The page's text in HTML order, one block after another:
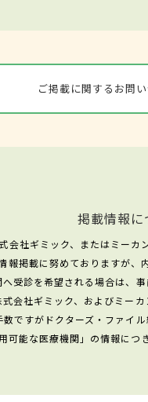
ご掲載に関するお問
掲載情報に
会社ギミック、またはミーカ
報掲載に努めておりますが、
受診を希望される場合は、
会社ギミック、およびミー
ですがドクターズ・ファイ
能な医療機関」の情報につ